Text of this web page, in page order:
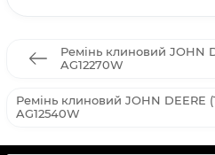
Ремінь клиновий JOHN
AG12270W
Ремінь клиновий JOHN DEERE
AG12540W